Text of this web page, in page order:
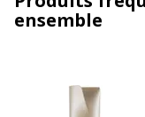
ensemble